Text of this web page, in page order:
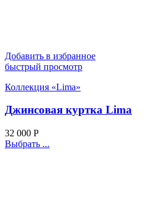
Добавить в избранное
быстрый просмотр
Коллекция «Lima»
Джинсовая куртка Lima
32 000 Р
Выбрать ...